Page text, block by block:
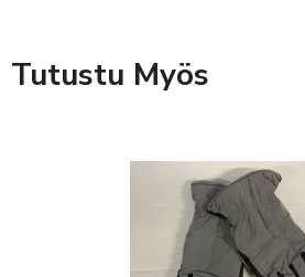
Tutustu Myös